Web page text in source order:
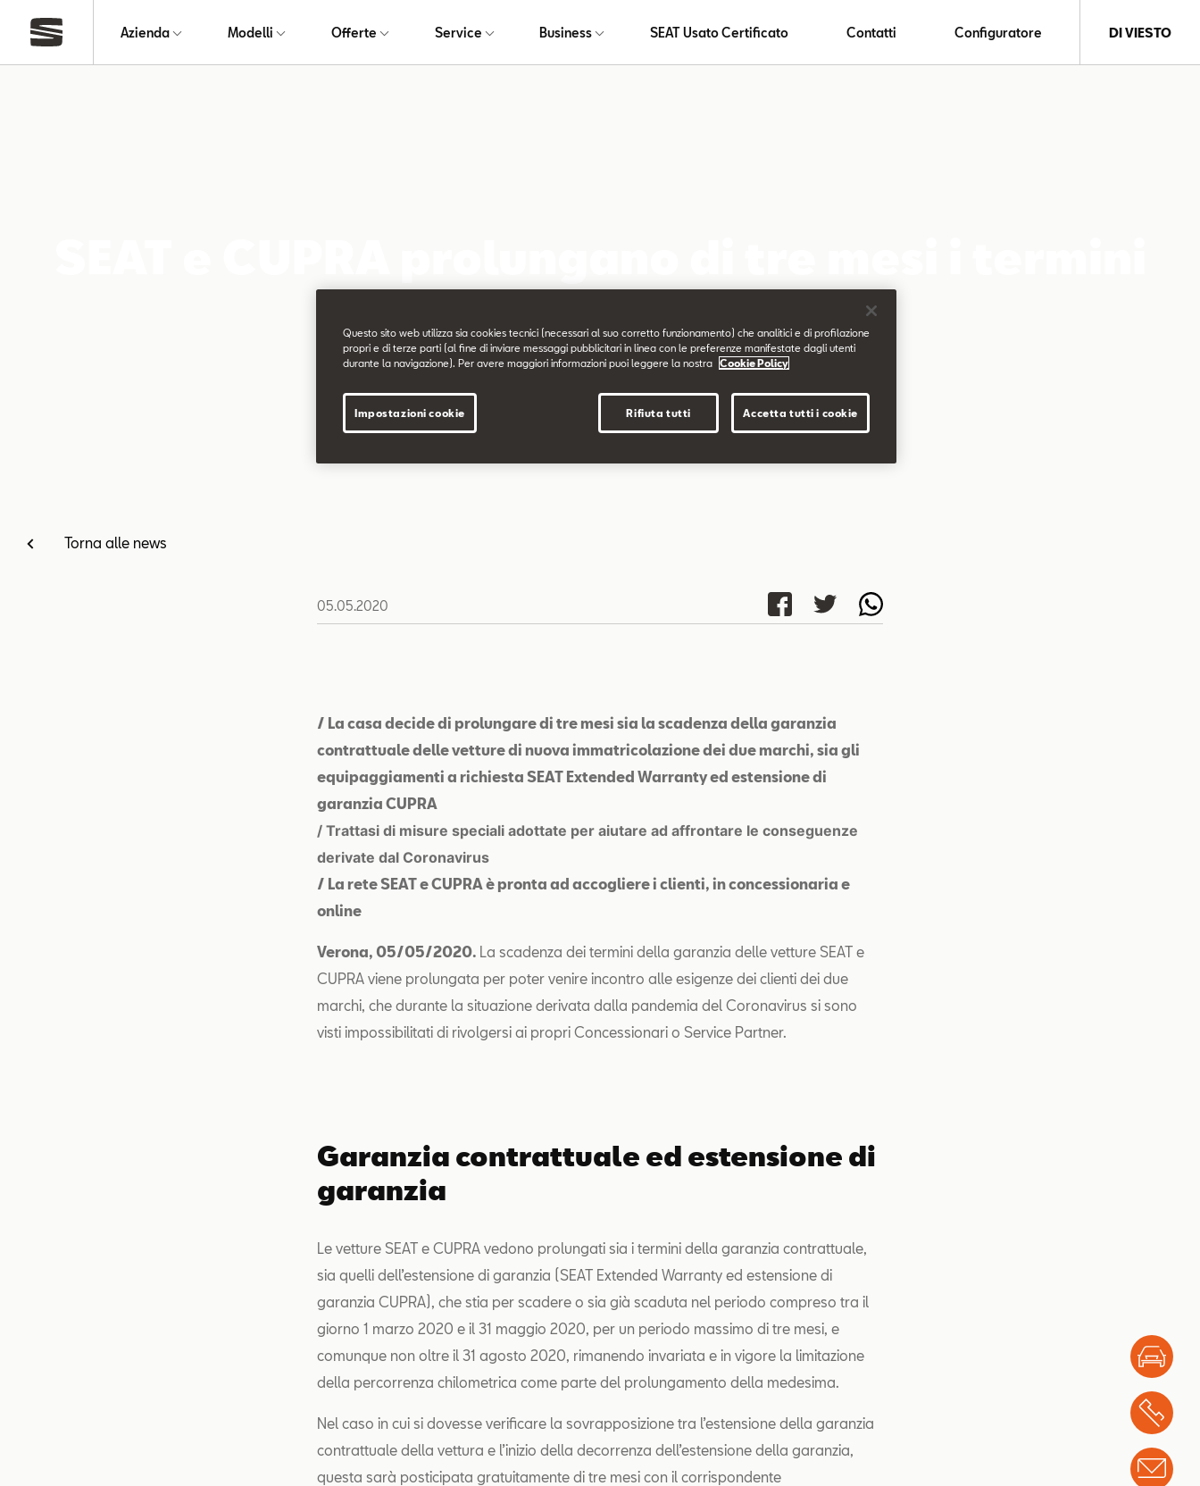
Azienda Modelli Offerte Service Business SEAT Usato Certificato Contatti Configuratore DI VIESTO
della scadenza
Torna alle news
05.05.2020
/ La casa decide di prolungare di tre mesi sia la scadenza della garanzia
contrattuale delle vetture di nuova immatricolazione dei due marchi, sia gli
equipaggiamenti a richiesta SEAT Extended Warranty ed estensione di
garanzia CUPRA
/ Trattasi di misure speciali adottate per aiutare ad affrontare le conseguenze
derivate dal Coronavirus
/ La rete SEAT e CUPRA è pronta ad accogliere i clienti, in concessionaria e
online
Verona, 05/05/2020. La scadenza dei termini della garanzia delle vetture SEAT e
CUPRA viene prolungata per poter venire incontro alle esigenze dei clienti dei due
marchi, che durante la situazione derivata dalla pandemia del Coronavirus si sono
visti impossibilitati di rivolgersi ai propri Concessionari o Service Partner.
Garanzia contrattuale ed estensione di
garanzia
Le vetture SEAT e CUPRA vedono prolungati sia i termini della garanzia contrattuale,
sia quelli dell’estensione di garanzia (SEAT Extended Warranty ed estensione di
garanzia CUPRA), che stia per scadere o sia già scaduta nel periodo compreso tra il
giorno 1 marzo 2020 e il 31 maggio 2020, per un periodo massimo di tre mesi, e
comunque non oltre il 31 agosto 2020, rimanendo invariata e in vigore la limitazione
della percorrenza chilometrica come parte del prolungamento della medesima.
Nel caso in cui si dovesse verificare la sovrapposizione tra l’estensione della garanzia
contrattuale della vettura e l’inizio della decorrenza dell’estensione della garanzia,
questa sarà posticipata gratuitamente di tre mesi con il corrispondente
Questo sito web utilizza sia cookies tecnici (necessari al suo corretto funzionamento) che analitici e di profilazione
propri e di terze parti (al fine di inviare messaggi pubblicitari in linea con le preferenze manifestate dagli utenti
durante la navigazione). Per avere maggiori informazioni puoi leggere la nostra
Cookie Policy
Rifiuta tutti Accetta tutti i cookie
Impostazioni cookie